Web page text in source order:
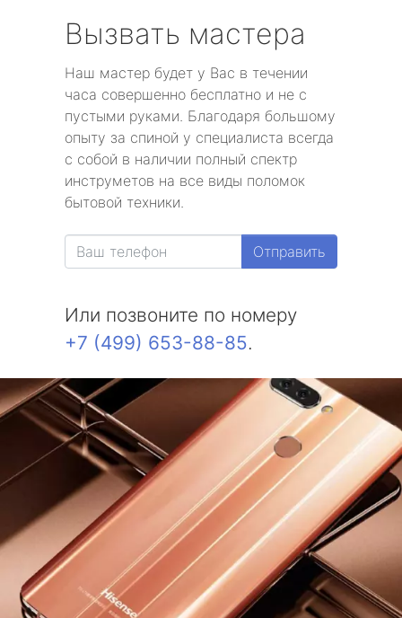
Вызвать мастера
Наш мастер будет у Вас в течении
часа совершенно бесплатно и не с
пустыми руками. Благодаря большому
опыту за спиной у специалиста всегда
с собой в наличии полный спектр
инструметов на все виды поломок
бытовой техники.
Отправить
Или позвоните по номеру
+7 (499) 653-88-85.